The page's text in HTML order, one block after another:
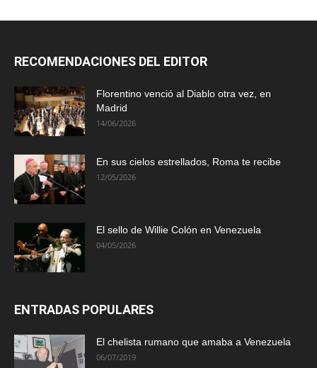
RECOMENDACIONES DEL EDITOR
Florentino venció al Diablo otra vez, en
Madrid
14/06/2026
En sus cielos estrellados, Roma te recibe
12/05/2026
El sello de Willie Colón en Venezuela
04/05/2026
ENTRADAS POPULARES
El chelista rumano que amaba a Venezuela
06/07/2019